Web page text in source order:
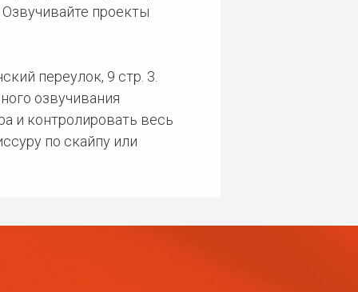
проекты
переулок, 9 стр. 3.
озвучивания
и контролировать весь
по скайпу или